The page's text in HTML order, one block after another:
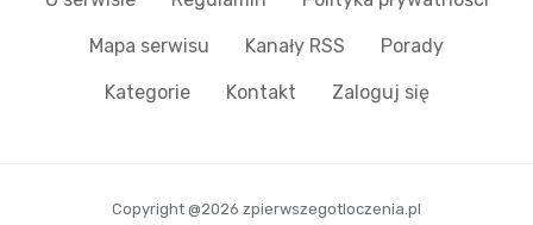
Mapa serwisu Kanały RSS Porady
Kategorie Kontakt Zaloguj się
Copyright @2026 zpierwszegotloczenia.pl